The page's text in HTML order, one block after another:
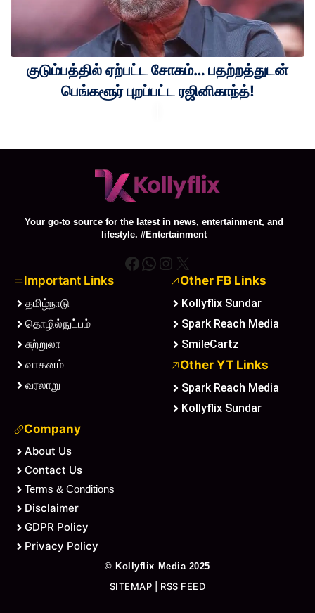
குடும்பத்தில் ஏற்பட்ட சோகம்… பதற்றத்துடன்
பெங்களூர் புறப்பட்ட ரஜினிகாந்த்!
Your go-to source for the latest in news, entertainment, and
lifestyle. #Entertainment
Facebook
WhatsApp
Instagram
X
Important Links
தமிழ்நாடு
தொழில்நுட்பம்
சுற்றுலா
வாகனம்
வரலாறு
Other FB Links
Kollyflix Sundar
Spark Reach Media
SmileCartz
Other YT Links
Spark Reach Media
Kollyflix Sundar
Company
About Us
Contact Us
Terms & Conditions
Disclaimer
GDPR Policy
Privacy Policy
© Kollyflix Media2025
SITEMAP RSS FEED